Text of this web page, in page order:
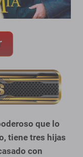
que lo
tiene tres hijas
con